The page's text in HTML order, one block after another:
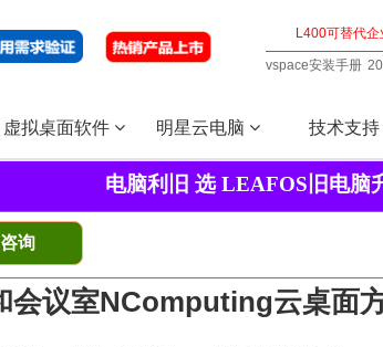
vspace安装手册
虚拟桌面软件 明星云电脑 技术支持
电脑利旧 选 LEAFOS旧电脑
询
会议室NComputing云桌面